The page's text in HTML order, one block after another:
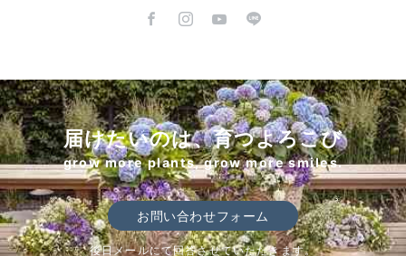
届けたいのは、育つよろこび
grow more plants, grow more smiles.
お問い合わせフォーム
後日メールにて回答させていただきます。